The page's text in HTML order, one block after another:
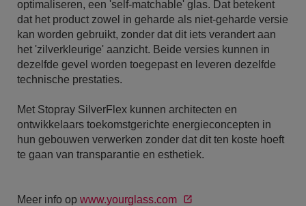
optimaliseren, een 'self-matchable' glas. Dat betekent
dat het product zowel in geharde als niet-geharde versie
kan worden gebruikt, zonder dat dit iets verandert aan
het 'zilverkleurige' aanzicht. Beide versies kunnen in
dezelfde gevel worden toegepast en leveren dezelfde
technische prestaties.
Met Stopray SilverFlex kunnen architecten en
ontwikkelaars toekomstgerichte energieconcepten in
hun gebouwen verwerken zonder dat dit ten koste hoeft
te gaan van transparantie en esthetiek.
Meer info op www.yourglass.com